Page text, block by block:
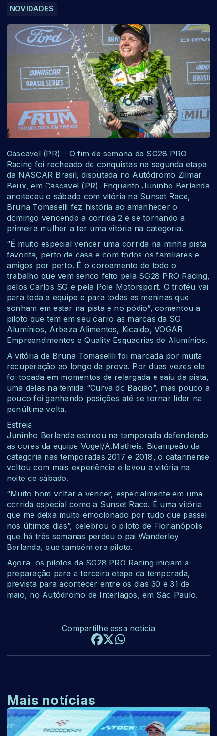
NOVIDADES
Cascavel (PR) – O fim de semana da SG28 PRO
Racing foi recheado de conquistas na segunda etapa
da NASCAR Brasil, disputada no Autódromo Zilmar
Beux, em Cascavel (PR). Enquanto Juninho Berlanda
anoiteceu o sábado com vitória na Sunset Race,
Bruna Tomaselli fez história ao amanhecer o
domingo vencendo a corrida 2 e se tornando a
primeira mulher a ter uma vitória na categoria.
“É muito especial vencer uma corrida na minha pista
favorita, perto de casa e com todos os familiares e
amigos por perto. É o coroamento de todo o
trabalho que vem sendo feito pela SG28 PRO Racing,
pelos Carlos SG e pela Pole Motorsport. O troféu vai
para toda a equipe e para todas as meninas que
sonham em estar na pista e no pódio”, comentou a
piloto que tem em seu carro as marcas da SG
Alumínios, Arbaza Alimentos, Kicaldo, VOGAR
Empreendimentos e Quality Esquadrias de Alumínios.
A vitória de Bruna Tomasellli foi marcada por muita
recuperação ao longo da prova. Por duas vezes ela
foi tocada em momentos de relargada e saiu da pista,
uma delas na temida “Curva do Bacião”, mas pouco a
pouco foi ganhando posições até se tornar líder na
penúltima volta.
Estreia
Juninho Berlanda estreou na temporada defendendo
as cores da equipe Vogel/A.Matheis. Bicampeão da
categoria nas temporadas 2017 e 2018, o catarinense
voltou com mais experiência e levou a vitória na
noite de sábado.
“Muito bom voltar a vencer, especialmente em uma
corrida especial como a Sunset Race. É uma vitória
que me deixa muito emocionado por tudo que passei
nos últimos dias”, celebrou o piloto de Florianópolis
que há três semanas perdeu o pai Wanderley
Berlanda, que também era piloto.
Agora, os pilotos da SG28 PRO Racing iniciam a
preparação para a terceira etapa da temporada,
prevista para acontecer entre os dias 30 e 31 de
maio, no Autódromo de Interlagos, em São Paulo.
Compartilhe essa notícia
Mais notícias